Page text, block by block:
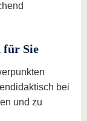
für Sie
bei
und zu